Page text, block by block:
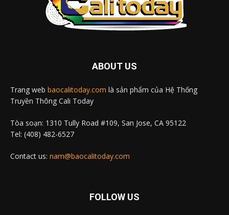
ABOUT US
Trang web baocalitoday.com là sản phẩm của Hệ Thống
Truyền Thông Cali Today
Tòa soạn: 1310 Tully Road #109, San Jose, CA 95122
Tel: (408) 482-6527
Contact us: nam@baocalitoday.com
FOLLOW US